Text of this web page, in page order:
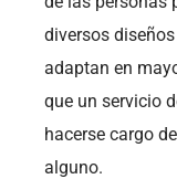
diversos
adaptan en
que un servicio
hacerse cargo
alguno.